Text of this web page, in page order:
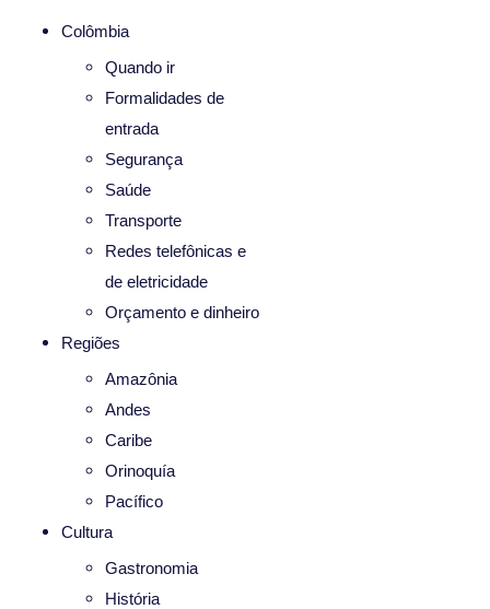
Colômbia
Quando ir
Formalidades de
entrada
Segurança
Saúde
Transporte
Redes telefônicas e
de eletricidade
Orçamento e dinheiro
Regiões
Amazônia
Andes
Caribe
Orinoquía
Pacífico
Cultura
Gastronomia
História